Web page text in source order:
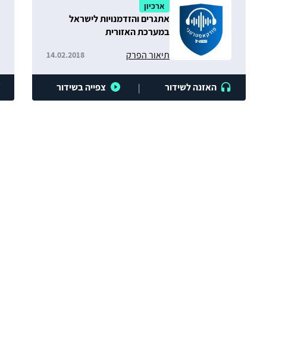
ארכיון
אתגרים והזדמנויות לישראל
במערכת האזורית
תיאור הפרק
14.02.2018
האזנה לשידור | צפייה בשידור